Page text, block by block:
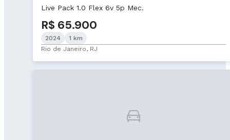
Live Pack 1.0 Flex 6v 5p Mec.
R$ 65.900
2024
1 km
Rio de Janeiro, RJ